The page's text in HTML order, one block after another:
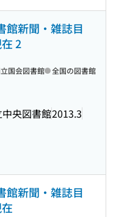
館新聞・雑誌目
2
央図書館2013.3
国会図書館 全国の図書館
館新聞・雑誌目